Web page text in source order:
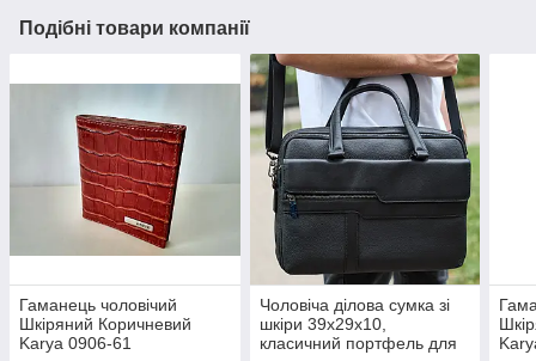
Подібні товари компанії
Гаманець чоловічий
Шкіряний Коричневий
Karya 0906-61
Чоловіча ділова сумка зі
шкіри 39х29х10,
класичний портфель для